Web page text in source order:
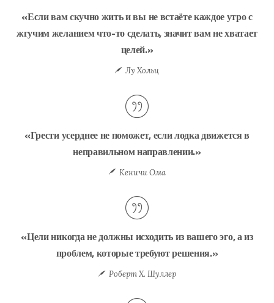
«Если вам скучно жить и вы не встаёте каждое утро с
жгучим желанием что-то сделать, значит вам не хватает
целей.»
Лу Хольц
«Грести усерднее не поможет, если лодка движется в
неправильном направлении.»
Кеничи Ома
«Цели никогда не должны исходить из вашего эго, а из
проблем, которые требуют решения.»
Роберт Х. Шуллер